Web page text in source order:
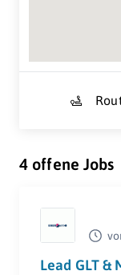
4 offene Jobs
Lead GLT &